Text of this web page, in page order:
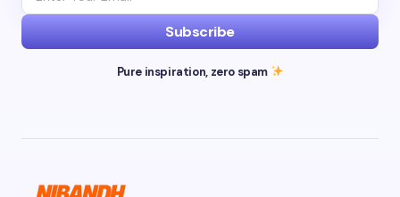
Subscribe
Pure inspiration, zero spam